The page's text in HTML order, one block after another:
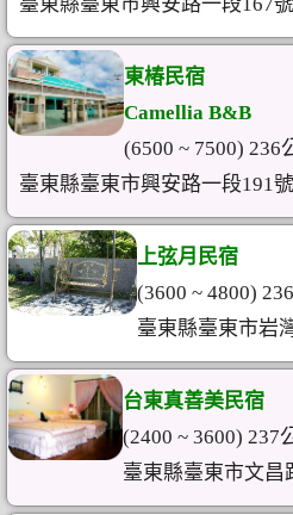
東椿民宿
Camellia B&B
(6500 ~ 7500) 236
臺東縣臺東市興安路一段191號
上弦月民宿
(3600 ~ 4800)
臺東縣臺東市岩
台東真善美民宿
(2400 ~ 3600) 237
臺東縣臺東市文昌